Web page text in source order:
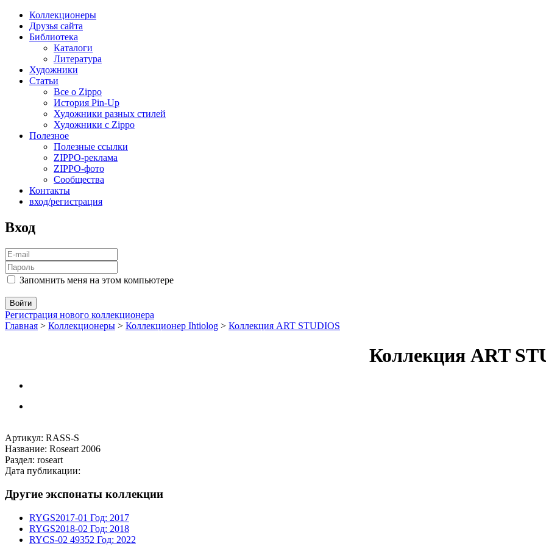
Коллекционеры
Друзья сайта
Библиотека
Каталоги
Литература
Художники
Статьи
Все о Zippo
История Pin-Up
Художники разных стилей
Художники с Zippo
Полезное
Полезные ссылки
ZIPPO-реклама
ZIPPO-фото
Сообщества
Контакты
вход/регистрация
Вход
Запомнить меня на этом компьютере
Регистрация нового коллекционера
Главная > Коллекционеры > Коллекционер Ihtiolog > Коллекция ART STUDIOS
Коллекция ART
Артикул: RASS-S
Название: Roseart 2006
Раздел: roseart
Дата публикации:
Другие экспонаты коллекции
RYGS2017-01 Год: 2017
RYGS2018-02 Год: 2018
RYCS-02 49352 Год: 2022